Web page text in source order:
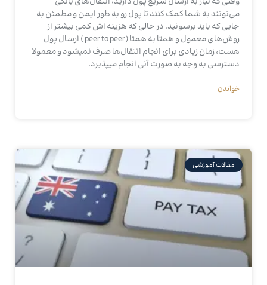
می‌تونند به شما کمک کنند تا پول رو به‌ طور ایمن و مطمئن به
جایی که باید برسونید. در حالی که هزینه‌ اش کمی بیشتر از
روش‌های معمول و همتا به همتا (peer to peer ) ارسال پول
هست، زمان زیادی برای انجام انتقال‌ها صرف نمیشود و معمولا
دسترسی به وجه به صورت آنی انجام میپذیرد.
خواندن
مقالات آموزشی